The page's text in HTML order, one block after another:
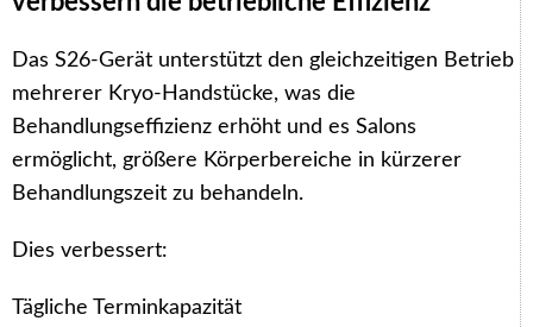
Das S26-Gerät unterstützt den gleichzeitigen Betrieb
mehrerer Kryo-Handstücke, was die
Behandlungseffizienz erhöht und es Salons
ermöglicht, größere Körperbereiche in kürzerer
Behandlungszeit zu behandeln.
Dies verbessert:
Tägliche Terminkapazität